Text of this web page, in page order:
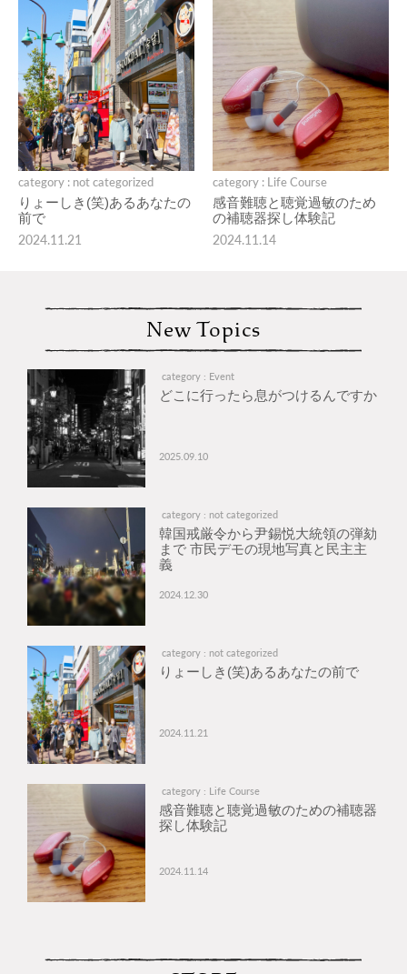
category : not categorized
りょーしき(笑)あるあなたの
前で
2024.11.21
category : Life Course
感音難聴と聴覚過敏のため
の補聴器探し体験記
2024.11.14
New Topics
category : Event
どこに行ったら息がつけるんですか
2025.09.10
category : not categorized
韓国戒厳令から尹錫悦大統領の弾劾
まで 市民デモの現地写真と民主主
義
2024.12.30
category : not categorized
りょーしき(笑)あるあなたの前で
2024.11.21
category : Life Course
感音難聴と聴覚過敏のための補聴器
探し体験記
2024.11.14